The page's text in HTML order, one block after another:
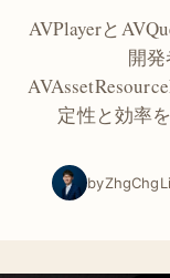
AVPlayerと
開
定性と効率
byZhgChgLi